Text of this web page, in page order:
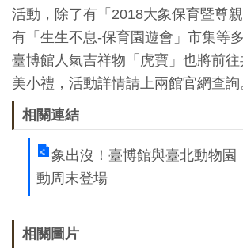
隱
私
與
宣
活動，除了有「2018大象保育暨尊
有「生生不息-保育園遊會」市集等
臺博館人氣吉祥物「虎寶」也將前
美小禮，活動詳情請上兩館官網查詢
相關連結
象出沒！臺博館與臺北動物園
動周末登場
相關圖片